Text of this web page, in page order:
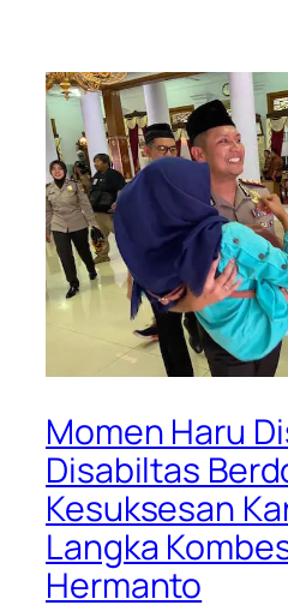
Momen Haru
Disabiltas
Kesuksesan
Langka
Hermanto